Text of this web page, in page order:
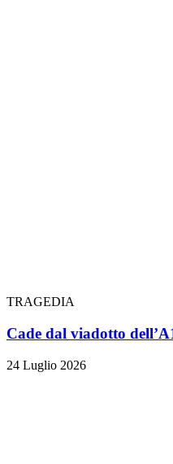
TRAGEDIA
Cade dal viadotto
24 Luglio 2026